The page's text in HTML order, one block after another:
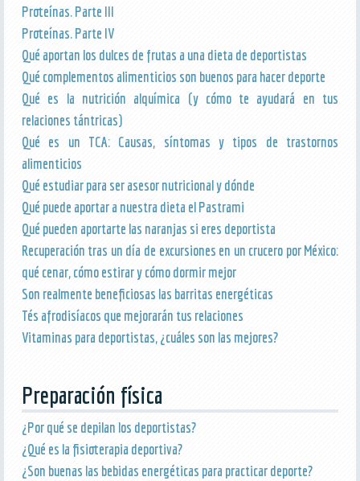
Proteínas. Parte III
Proteínas. Parte IV
Qué aportan los dulces de frutas a una dieta de deportistas
Qué complementos alimenticios son buenos para hacer deporte
Qué es la nutrición alquímica (y cómo te ayudará en tus
relaciones tántricas)
Qué es un TCA: Causas, síntomas y tipos de trastornos
alimenticios
Qué estudiar para ser asesor nutricional y dónde
Qué puede aportar a nuestra dieta el Pastrami
Qué pueden aportarte las naranjas si eres deportista
Recuperación tras un día de excursiones en un crucero por México:
qué cenar, cómo estirar y cómo dormir mejor
Son realmente beneficiosas las barritas energéticas
Tés afrodisíacos que mejorarán tus relaciones
Vitaminas para deportistas, ¿cuáles son las mejores?
Preparación física
¿Por qué se depilan los deportistas?
¿Qué es la fisioterapia deportiva?
¿Son buenas las bebidas energéticas para practicar deporte?